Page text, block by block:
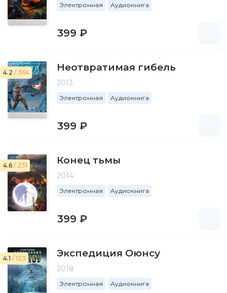
Электронная Аудиокнига
399 ₽
4.2 / 364 Неотвратимая гибель
2013
Электронная Аудиокнига
399 ₽
4.6 / 231 Конец тьмы
2014
Электронная Аудиокнига
399 ₽
4.1 / 123 Экспедиция Оюнсу
2018
Электронная Аудиокнига